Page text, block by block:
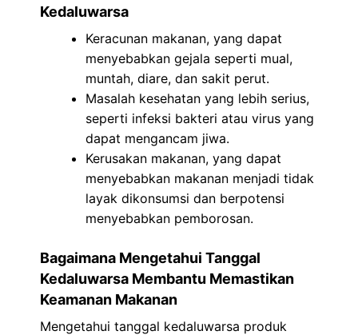
Kedaluwarsa
Keracunan makanan, yang dapat
menyebabkan gejala seperti mual,
muntah, diare, dan sakit perut.
Masalah kesehatan yang lebih serius,
seperti infeksi bakteri atau virus yang
dapat mengancam jiwa.
Kerusakan makanan, yang dapat
menyebabkan makanan menjadi tidak
layak dikonsumsi dan berpotensi
menyebabkan pemborosan.
Bagaimana Mengetahui Tanggal
Kedaluwarsa Membantu Memastikan
Keamanan Makanan
Mengetahui tanggal kedaluwarsa produk